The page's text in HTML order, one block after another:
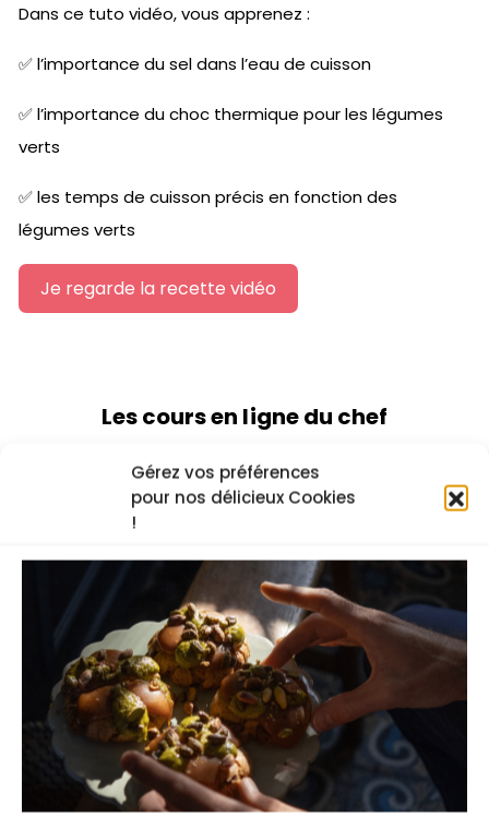
Gérez vos préférences
pour nos délicieux Cookies
!
Dans ce tuto vidéo, vous apprenez :
✅ l’importance du sel dans l’eau de cuisson
✅ l’importance du choc thermique pour les légumes
verts
✅ les temps de cuisson précis en fonction des
légumes verts
Je regarde la recette vidéo
Les cours en ligne du chef
Croque-Monsieur
maison
Comment fumer des
aliments en cuisine